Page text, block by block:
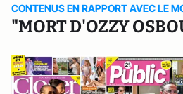
CONTENUS EN RAPPORT AVEC LE
"MORT D'OZZY